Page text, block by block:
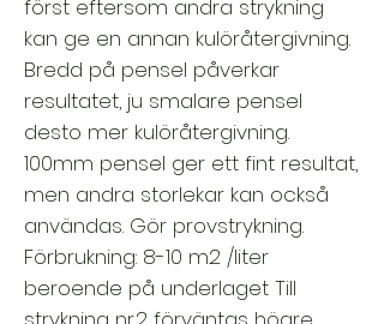
först eftersom andra strykning
kan ge en annan kulöråtergivning.
Bredd på pensel påverkar
resultatet, ju smalare pensel
desto mer kulöråtergivning.
100mm pensel ger ett fint resultat,
men andra storlekar kan också
användas. Gör provstrykning.
Förbrukning: 8-10 m2 /liter
beroende på underlaget Till